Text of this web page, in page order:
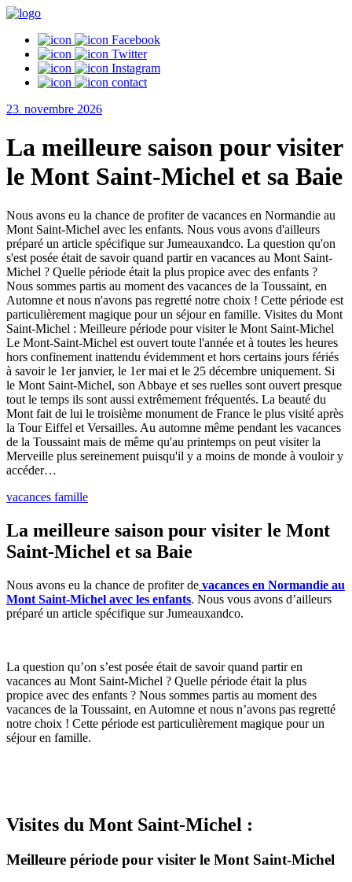
Facebook
Twitter
Instagram
contact
23. novembre 2026
La meilleure saison pour visiter
le Mont Saint-Michel et sa Baie
Nous avons eu la chance de profiter de vacances en Normandie au
Mont Saint-Michel avec les enfants. Nous vous avons d'ailleurs
préparé un article spécifique sur Jumeauxandco. La question qu'on
s'est posée était de savoir quand partir en vacances au Mont Saint-
Michel ? Quelle période était la plus propice avec des enfants ?
Nous sommes partis au moment des vacances de la Toussaint, en
Automne et nous n'avons pas regretté notre choix ! Cette période est
particulièrement magique pour un séjour en famille. Visites du Mont
Saint-Michel : Meilleure période pour visiter le Mont Saint-Michel
Le Mont-Saint-Michel est ouvert toute l'année et à toutes les heures
hors confinement inattendu évidemment et hors certains jours fériés
à savoir le 1er janvier, le 1er mai et le 25 décembre uniquement. Si
le Mont Saint-Michel, son Abbaye et ses ruelles sont ouvert presque
tout le temps ils sont aussi extrêmement fréquentés. La beauté du
Mont fait de lui le troisième monument de France le plus visité après
la Tour Eiffel et Versailles. Au automne même pendant les vacances
de la Toussaint mais de même qu'au printemps on peut visiter la
Merveille plus sereinement puisqu'il y a moins de monde à vouloir y
accéder…
vacances famille
La meilleure saison pour visiter le Mont
Saint-Michel et sa Baie
Nous avons eu la chance de profiter de vacances en Normandie au
Mont Saint-Michel avec les enfants. Nous vous avons d’ailleurs
préparé un article spécifique sur Jumeauxandco.
La question qu’on s’est posée était de savoir quand partir en
vacances au Mont Saint-Michel ? Quelle période était la plus
propice avec des enfants ? Nous sommes partis au moment des
vacances de la Toussaint, en Automne et nous n’avons pas regretté
notre choix ! Cette période est particulièrement magique pour un
séjour en famille.
Visites du Mont Saint-Michel :
Meilleure période pour visiter le Mont Saint-Michel